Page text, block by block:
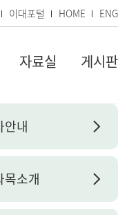
이대포털 HOME ENG
자료실 게시판
안내
목소개